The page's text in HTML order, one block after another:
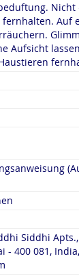
Nicht
Auf
Glimmende
Aufsicht
Siddhi
- 400 081, India,